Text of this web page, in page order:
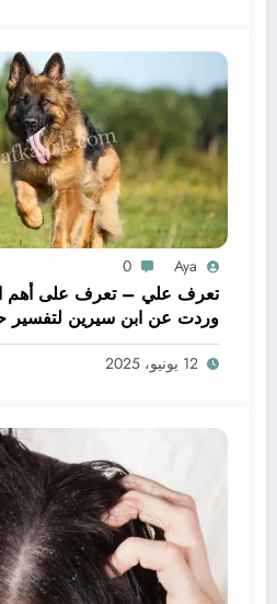
Aya
0
تعرف علي – تعرف على أهم
وردت عن ابن سيرين لتفسير
يدي – بالتفصيل
12 يونيو، 2025